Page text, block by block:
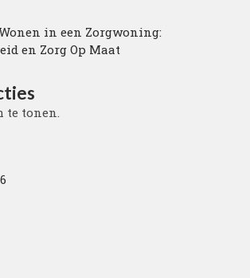
in een Zorgwoning:
en Zorg Op Maat
te tonen.